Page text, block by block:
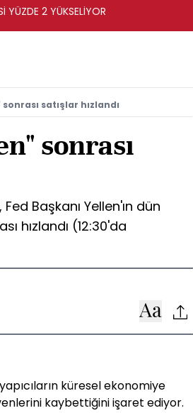
YÜZDE 2 YÜKSELİYOR
satışlar hızlandı
sonrası
Başkanı Yellen'ın dün
hızlandı (12:30'da
küresel ekonomiye
kaybettiğini işaret ediyor.